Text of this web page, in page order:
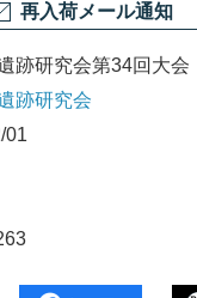
再入荷メール通知
跡研究会第34回大会
跡研究会
01